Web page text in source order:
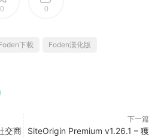
0 0
下載
Foden漢化版
交商
下一篇
SiteOrigin Premium v1.26.1 – 獲